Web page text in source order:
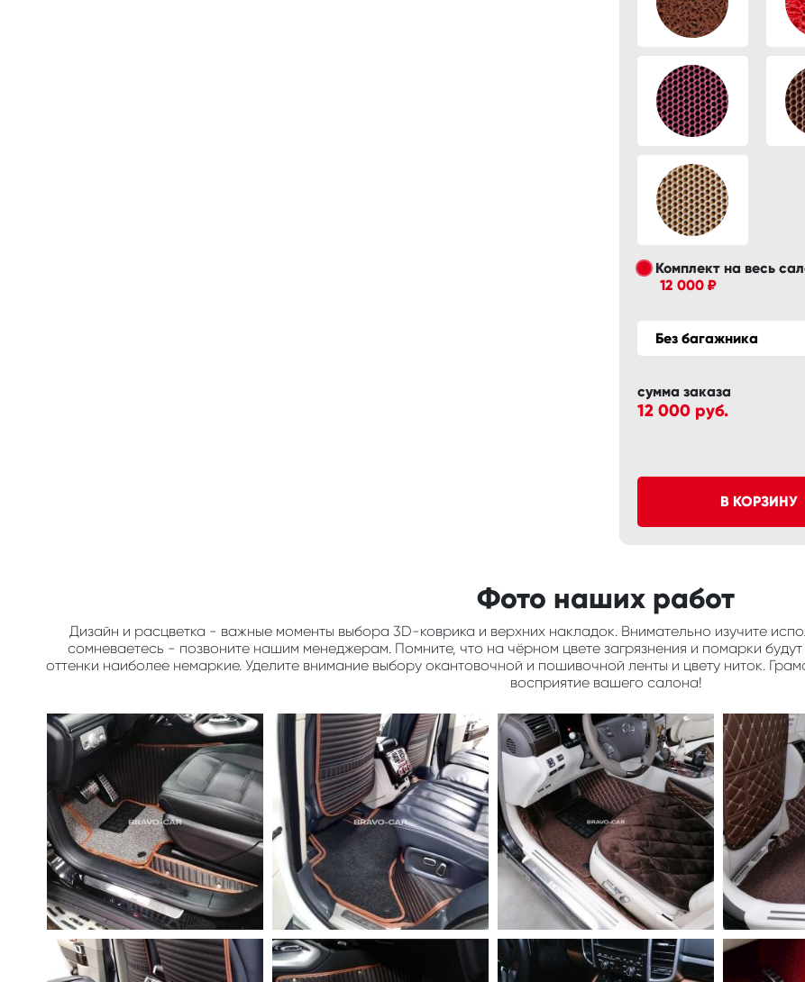
Комплект на весь
12 000 ₽
Без багажника
сумма заказа
12 000 руб.
В КОРЗИНУ
Фото наших работ
Дизайн и расцветка - важные моменты выбора 3D-коврика и верхних накладок. Внимательно изучите
сомневаетесь - позвоните нашим менеджерам. Помните, что на чёрном цвете загрязнения и помарки
оттенки наиболее немаркие. Уделите внимание выбору окантовочной и пошивочной ленты и цвету ниток.
восприятие вашего салона!